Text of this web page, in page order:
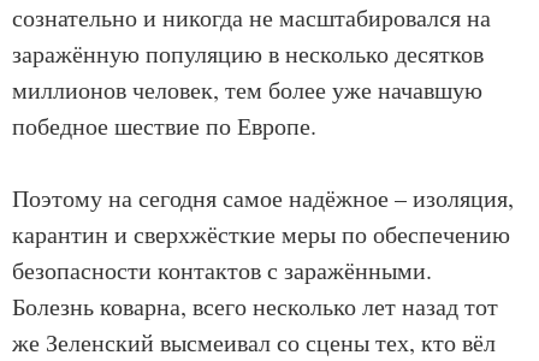
сознательно и никогда не масштабировался на
заражённую популяцию в несколько десятков
миллионов человек, тем более уже начавшую
победное шествие по Европе.
Поэтому на сегодня самое надёжное – изоляция,
карантин и сверхжёсткие меры по обеспечению
безопасности контактов с заражёнными.
Болезнь коварна, всего несколько лет назад тот
же Зеленский высмеивал со сцены тех, кто вёл